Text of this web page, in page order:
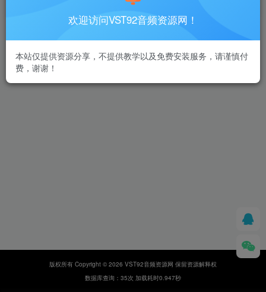
4个月前
版权所有 Copyright © 2026 VST92音频资源网 保留资源解释权
数据库查询：35次 加载耗时0.947秒
欢迎访问VST92音频资源网！
本站仅提供资源分享，不提供教学以及免费安装服务，请谨慎付
费，谢谢！